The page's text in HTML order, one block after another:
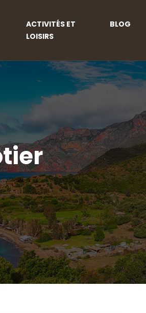
ACTIVITÉS ET
LOISIRS
BLOG